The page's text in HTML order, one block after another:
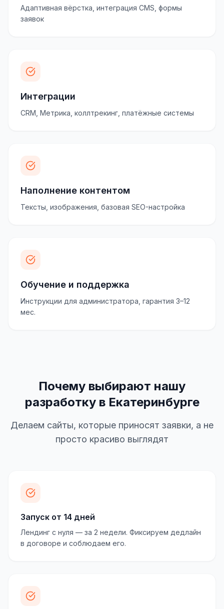
Адаптивная вёрстка, интеграция CMS, формы
заявок
Интеграции
CRM, Метрика, коллтрекинг, платёжные системы
Наполнение контентом
Тексты, изображения, базовая SEO-настройка
Обучение и поддержка
Инструкции для администратора, гарантия 3–12
мес.
Почему выбирают нашу
разработку в Екатеринбурге
Делаем сайты, которые приносят заявки, а не
просто красиво выглядят
Запуск от 14 дней
Лендинг с нуля — за 2 недели. Фиксируем дедлайн
в договоре и соблюдаем его.